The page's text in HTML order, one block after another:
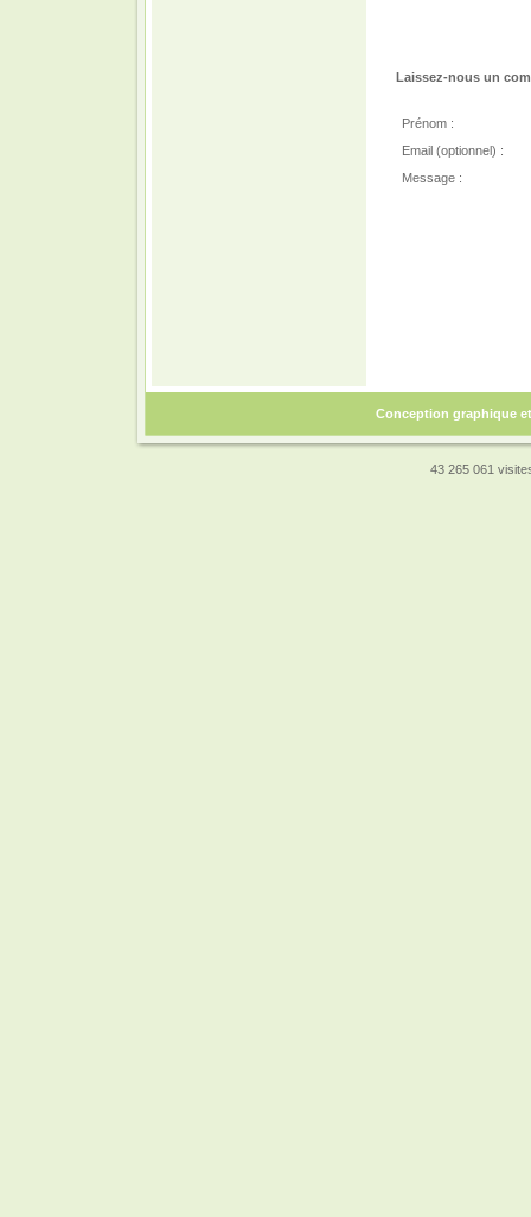
Laissez-nous un
Prénom :
Email (optionnel) :
Message :
Conception graphique
43 265 061